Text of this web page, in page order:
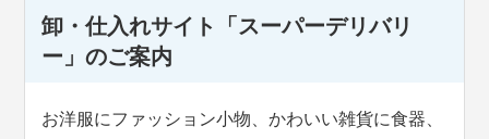
卸・仕入れサイト「スーパーデリバリ
ー」のご案内
お洋服にファッション小物、かわいい雑貨に食器、